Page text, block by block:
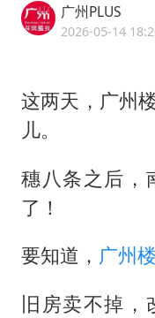
广州PLUS
2026-05-14
这两天，广州
儿。
穗八条之后，
了！
要知道， 广州
旧房卖不掉，